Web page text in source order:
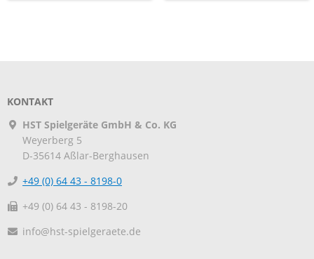
KONTAKT
HST Spielgeräte GmbH & Co. KG
Weyerberg 5
D-35614 Aßlar-Berghausen
+49 (0) 64 43 - 8198-0
+49 (0) 64 43 - 8198-20
info@hst-spielgeraete.de